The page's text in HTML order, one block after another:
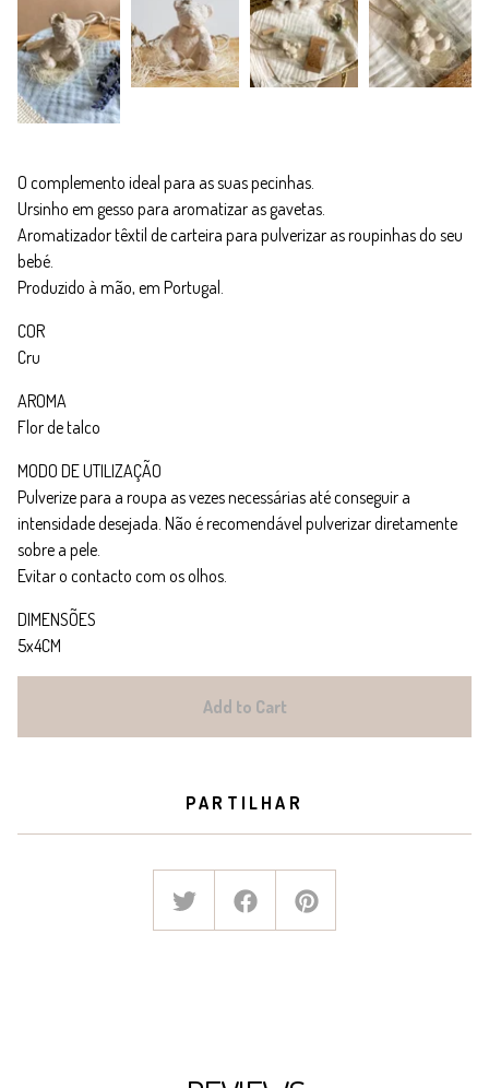
O complemento ideal para as suas pecinhas.
Ursinho em gesso para aromatizar as gavetas.
Aromatizador têxtil de carteira para pulverizar as roupinhas do seu
bebé.
Produzido à mão, em Portugal.
COR
Cru
AROMA
Flor de talco
MODO DE UTILIZAÇÃO
Pulverize para a roupa as vezes necessárias até conseguir a
intensidade desejada. Não é recomendável pulverizar diretamente
sobre a pele.
Evitar o contacto com os olhos.
DIMENSÕES
5x4CM
Add to Cart
PARTILHAR